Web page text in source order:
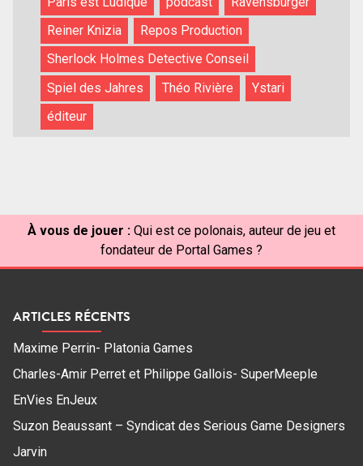
Reiner Knizia
Repos Production
Sherlock Holmes Detective Conseil
Spiel des Jahres
Théo Rivière
Ystari
éditeur
À vous de jouer : Qui est ce polonais, auteur de jeu et
fondateur de Portal Games ?
ARTICLES RÉCENTS
Maxime Perrin- Platonia Games
Charles-Amir Perret et Philippe Gallois- SuperMeeple
EnVies EnJeux
Suzon Beaussant – Syndicat des Serious Game Designers
Jarvin